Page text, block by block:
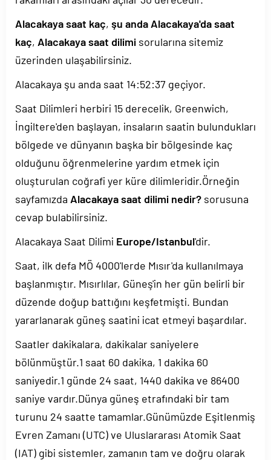
Alacakaya saat kaç, şu anda Alacakaya'da saat
kaç, Alacakaya saat dilimi sorularına sitemiz
üzerinden ulaşabilirsiniz.
Alacakaya şu anda saat 14:52:37 geçiyor.
Saat Dilimleri herbiri 15 derecelik, Greenwich,
İngiltere'den başlayan, insaların saatin bulundukları
bölgede ve dünyanın başka bir bölgesinde kaç
olduğunu öğrenmelerine yardım etmek için
oluşturulan coğrafi yer küre dilimleridir.Örneğin
sayfamızda Alacakaya saat dilimi nedir? sorusuna
cevap bulabilirsiniz.
Alacakaya Saat Dilimi Europe/Istanbul'dir.
Saat, ilk defa MÖ 4000'lerde Mısır'da kullanılmaya
başlanmıştır. Mısırlılar, Güneş'in her gün belirli bir
düzende doğup battığını keşfetmişti. Bundan
yararlanarak güneş saatini icat etmeyi başardılar.
Saatler dakikalara, dakikalar saniyelere
bölünmüştür.1 saat 60 dakika, 1 dakika 60
saniyedir.1 günde 24 saat, 1440 dakika ve 86400
saniye vardır.Dünya güneş etrafındaki bir tam
turunu 24 saatte tamamlar.Günümüzde Eşitlenmiş
Evren Zamanı (UTC) ve Uluslararası Atomik Saat
(IAT) gibi sistemler, zamanın tam ve doğru olarak